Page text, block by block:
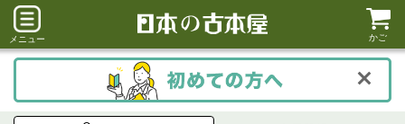
メニュー かご